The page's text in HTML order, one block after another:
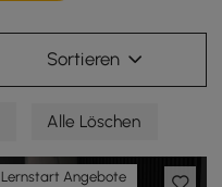
Sortieren
Alle Löschen
Lernstart Angebote